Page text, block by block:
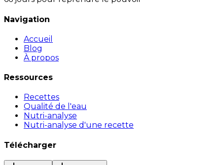
Navigation
Accueil
Blog
À propos
Ressources
Recettes
Qualité de l'eau
Nutri-analyse
Nutri-analyse d'une recette
Télécharger